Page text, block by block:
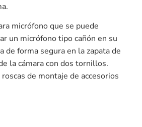
micrófono que se puede
un micrófono tipo cañón en su
de forma segura en la zapata de
la cámara con dos tornillos.
de montaje de accesorios